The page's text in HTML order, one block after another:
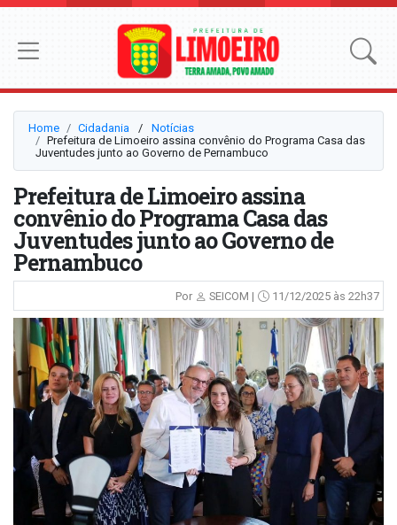
Home Cidadania ⠀/⠀ Notícias
Prefeitura de Limoeiro assina convênio do Programa Casa das
Juventudes junto ao Governo de Pernambuco
Prefeitura de Limoeiro assina
convênio do Programa Casa das
Juventudes junto ao Governo de
Pernambuco
Por SEICOM | 11/12/2025 às 22h37